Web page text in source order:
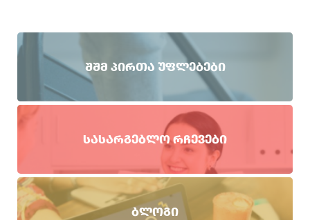
ᲨᲨᲛ ᲞᲘᲠᲗᲐ ᲣᲤᲚᲔᲑᲔᲑᲘ
ᲡᲐᲡᲐᲠᲒᲔᲑᲚᲝ ᲠᲩᲔᲕᲔᲑᲘ
ᲑᲚᲝᲒᲘ